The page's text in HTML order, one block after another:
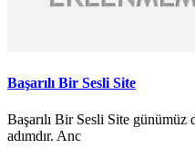
Başarılı Bir Sesli Site
Başarılı Bir Sesli Site
adımdır. Anc